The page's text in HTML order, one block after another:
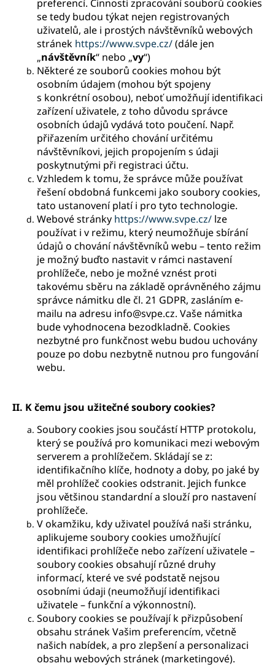
preferencí. Činnosti zpracování souborů cookies
se tedy budou týkat nejen registrovaných
uživatelů, ale i prostých návštěvníků webových
stránek https://www.svpe.cz/(dále jen
„návštěvník“ nebo „vy“)
Některé ze souborů cookies mohou být
osobním údajem (mohou být spojeny
s konkrétní osobou), neboť umožňují identifikaci
zařízení uživatele, z toho důvodu správce
osobních údajů vydává toto poučení. Např.
přiřazením určitého chování určitému
návštěvníkovi, jejich propojením s údaji
poskytnutými při registraci účtu.
Vzhledem k tomu, že správce může používat
řešení obdobná funkcemi jako soubory cookies,
tato ustanovení platí i pro tyto technologie.
Webové stránky https://www.svpe.cz/ lze
používat i v režimu, který neumožňuje sbírání
údajů o chování návštěvníků webu – tento režim
je možný buďto nastavit v rámci nastavení
prohlížeče, nebo je možné vznést proti
takovému sběru na základě oprávněného zájmu
správce námitku dle čl. 21 GDPR, zasláním e-
mailu na adresu info@svpe.cz. Vaše námitka
bude vyhodnocena bezodkladně. Cookies
nezbytné pro funkčnost webu budou uchovány
pouze po dobu nezbytně nutnou pro fungování
webu.
II. K čemu jsou užitečné soubory cookies?
Soubory cookies jsou součástí HTTP protokolu,
který se používá pro komunikaci mezi webovým
serverem a prohlížečem. Skládají se z:
identifikačního klíče, hodnoty a doby, po jaké by
měl prohlížeč cookies odstranit. Jejich funkce
jsou většinou standardní a slouží pro nastavení
prohlížeče.
V okamžiku, kdy uživatel používá naši stránku,
aplikujeme soubory cookies umožňující
identifikaci prohlížeče nebo zařízení uživatele –
soubory cookies obsahují různé druhy
informací, které ve své podstatě nejsou
osobními údaji (neumožňují identifikaci
uživatele – funkční a výkonnostní).
Soubory cookies se používají k přizpůsobení
obsahu stránek Vašim preferencím, včetně
našich nabídek, a pro zlepšení a personalizaci
obsahu webových stránek (marketingové).
SEARCH